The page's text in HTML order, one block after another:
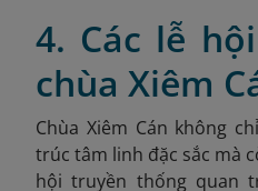
4. Các lễ
chùa Xiêm
Chùa Xiêm Cán không
trúc tâm linh đặc sắc mà
hội truyền thống quan